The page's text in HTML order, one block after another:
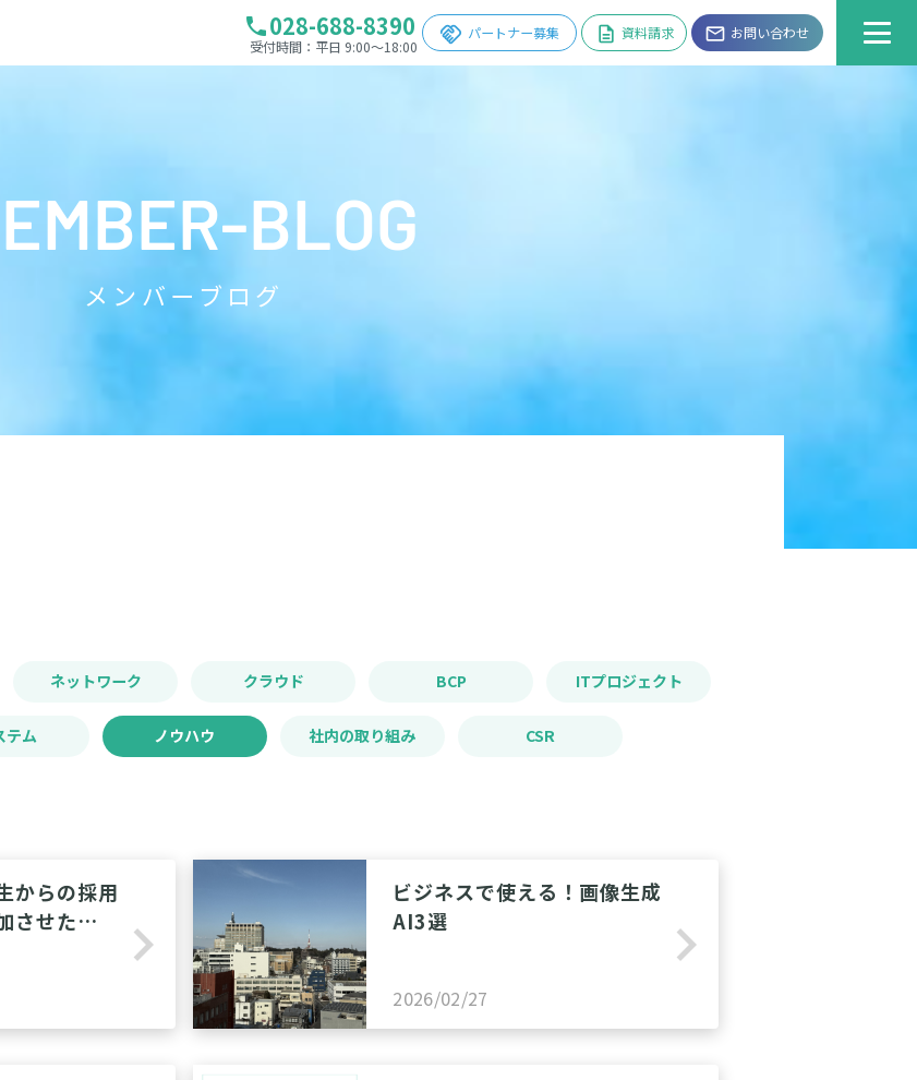
phone028-688-8390
受付時間：平日 9:00～18:00
handshake パートナー募集 description 資料請求 email お問い合わせ
BLOG
メンバーブログ
ネットワーク クラウド BCP ITプロジェクト
テム ノウハウ 社内の取り組み CSR
からの採用
させた
navigate_next
ビジネスで使える！画像生成
AI3選
2026/02/27
navigate_next